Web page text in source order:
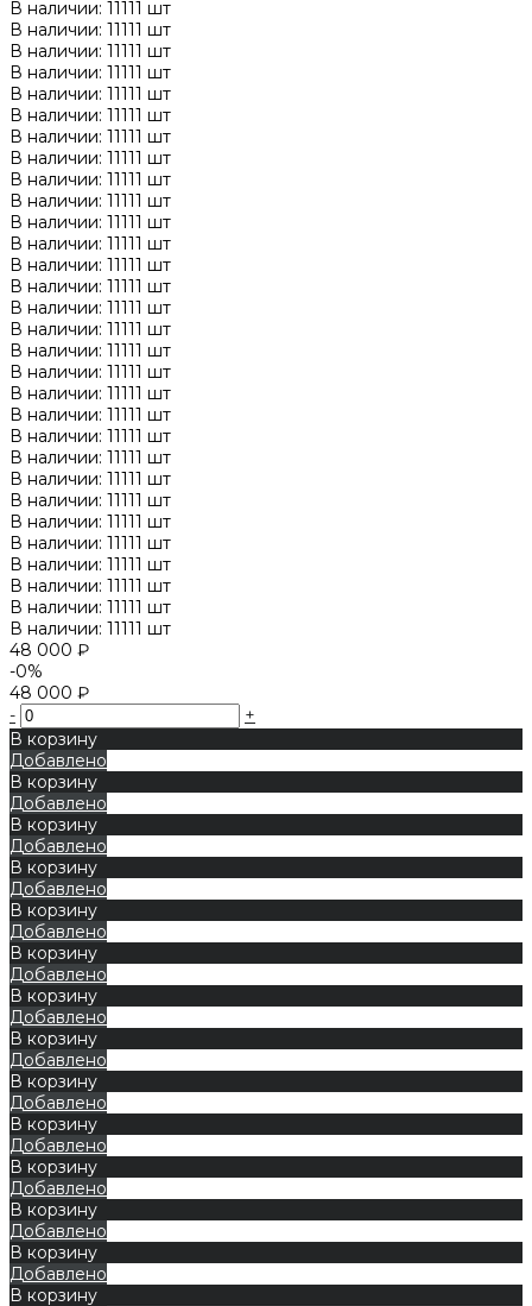
В наличии: 11111 шт
В наличии: 11111 шт
В наличии: 11111 шт
В наличии: 11111 шт
В наличии: 11111 шт
В наличии: 11111 шт
В наличии: 11111 шт
В наличии: 11111 шт
В наличии: 11111 шт
В наличии: 11111 шт
В наличии: 11111 шт
В наличии: 11111 шт
В наличии: 11111 шт
В наличии: 11111 шт
В наличии: 11111 шт
В наличии: 11111 шт
В наличии: 11111 шт
В наличии: 11111 шт
В наличии: 11111 шт
В наличии: 11111 шт
В наличии: 11111 шт
В наличии: 11111 шт
В наличии: 11111 шт
В наличии: 11111 шт
В наличии: 11111 шт
В наличии: 11111 шт
В наличии: 11111 шт
В наличии: 11111 шт
В наличии: 11111 шт
В наличии: 11111 шт
48 000 ₽
-0%
48 000 ₽
-
+
В корзину
Добавлено
В корзину
Добавлено
В корзину
Добавлено
В корзину
Добавлено
В корзину
Добавлено
В корзину
Добавлено
В корзину
Добавлено
В корзину
Добавлено
В корзину
Добавлено
В корзину
Добавлено
В корзину
Добавлено
В корзину
Добавлено
В корзину
Добавлено
В корзину